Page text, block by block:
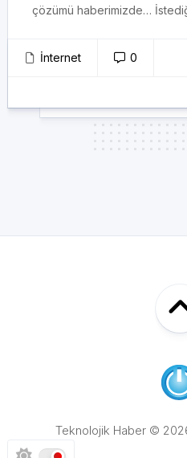
çözümü haberimizde…
İnternet 0
Teknolojik Haber ©